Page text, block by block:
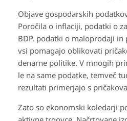
Objave gospodarskih
Poročila o inflaciji, podatki o
BDP, podatki o maloprodaji
vsi pomagajo oblikovati
denarne politike. V mnogih
le na same podatke, temveč
rezultati primerjajo s
Zato so ekonomski koledarji